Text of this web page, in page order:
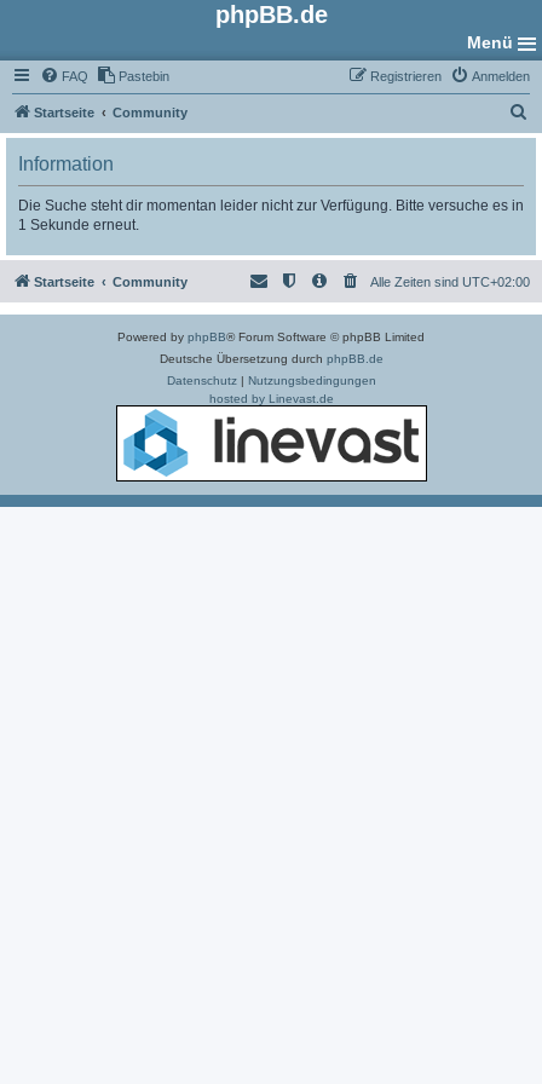
phpBB.de
Menü
FAQ Pastebin Anmelden
Registrieren
Startseite Community
u
Information
Die Suche steht dir momentan leider nicht zur Verfügung. Bitte versuche es in
1 Sekunde erneut.
Startseite Community Alle Zeiten sind UTC+02:00
Powered by phpBB® Forum Software © phpBB Limited
Deutsche Übersetzung durch phpBB.de
Datenschutz| Nutzungsbedingungen
hosted by Linevast.de